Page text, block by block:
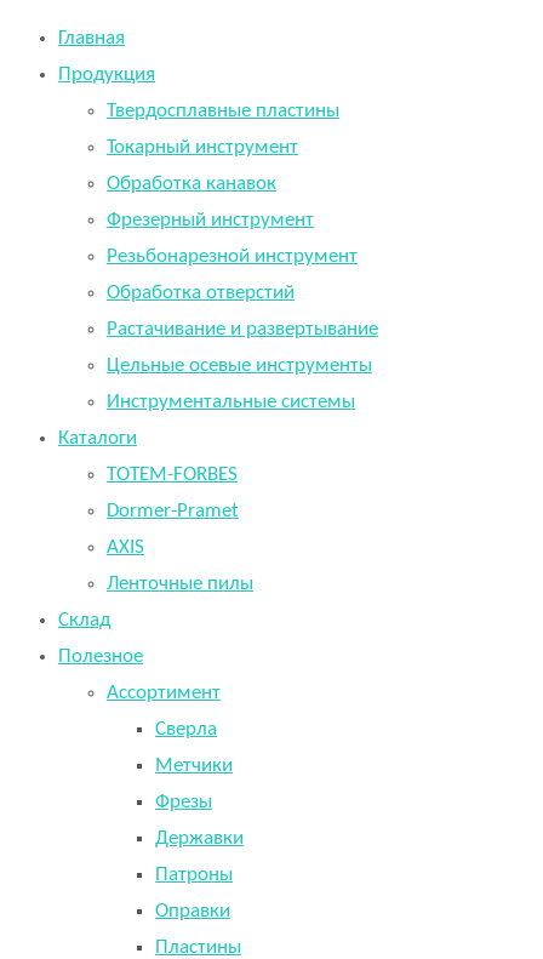
Главная
Продукция
Твердосплавные пластины
Токарный инструмент
Обработка канавок
Фрезерный инструмент
Резьбонарезной инструмент
Обработка отверстий
Растачивание и развертывание
Цельные осевые инструменты
Инструментальные системы
Каталоги
TOTEM-FORBES
Dormer-Pramet
AXIS
Ленточные пилы
Склад
Полезное
Ассортимент
Сверла
Метчики
Фрезы
Державки
Патроны
Оправки
Пластины